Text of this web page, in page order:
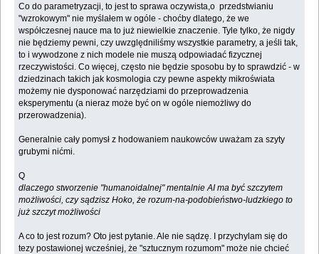
Co do parametryzacji, to jest to sprawa oczywista,o przedstwianiu
"wzrokowym" nie myślałem w ogóle - choćby dlatego, że we
współczesnej nauce ma to już niewielkie znaczenie. Tyle tylko, że nigdy
nie będziemy pewni, czy uwzględniliśmy wszystkie parametry, a jeśli tak,
to i wywodzone z nich modele nie muszą odpowiadać fizycznej
rzeczywistości. Co więcej, często nie będzie sposobu by to sprawdzić - w
dziedzinach takich jak kosmologia czy pewne aspekty mikroświata
możemy nie dysponować narzędziami do przeprowadzenia
eksperymentu (a nieraz może być on w ogóle niemożliwy do
przerowadzenia).
Generalnie cały pomysł z hodowaniem naukowców uważam za szyty
grubymi nićmi.
Q
dlaczego stworzenie "humanoidalnej" mentalnie AI ma być szczytem
możliwości, czy sądzisz Hoko, że rozum-na-podobieństwo-ludzkiego to
już szczyt możliwości
A co to jest rozum? Oto jest pytanie. Ale nie sądzę. I przychylam się do
tezy postawionej wcześniej, że "sztucznym rozumom" może nie chcieć